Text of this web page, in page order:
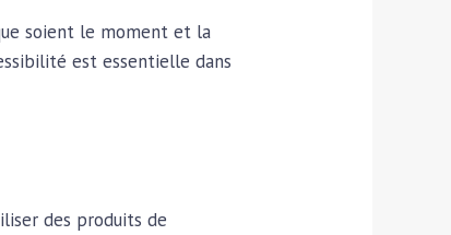
soient le moment et la
est essentielle dans
des produits de